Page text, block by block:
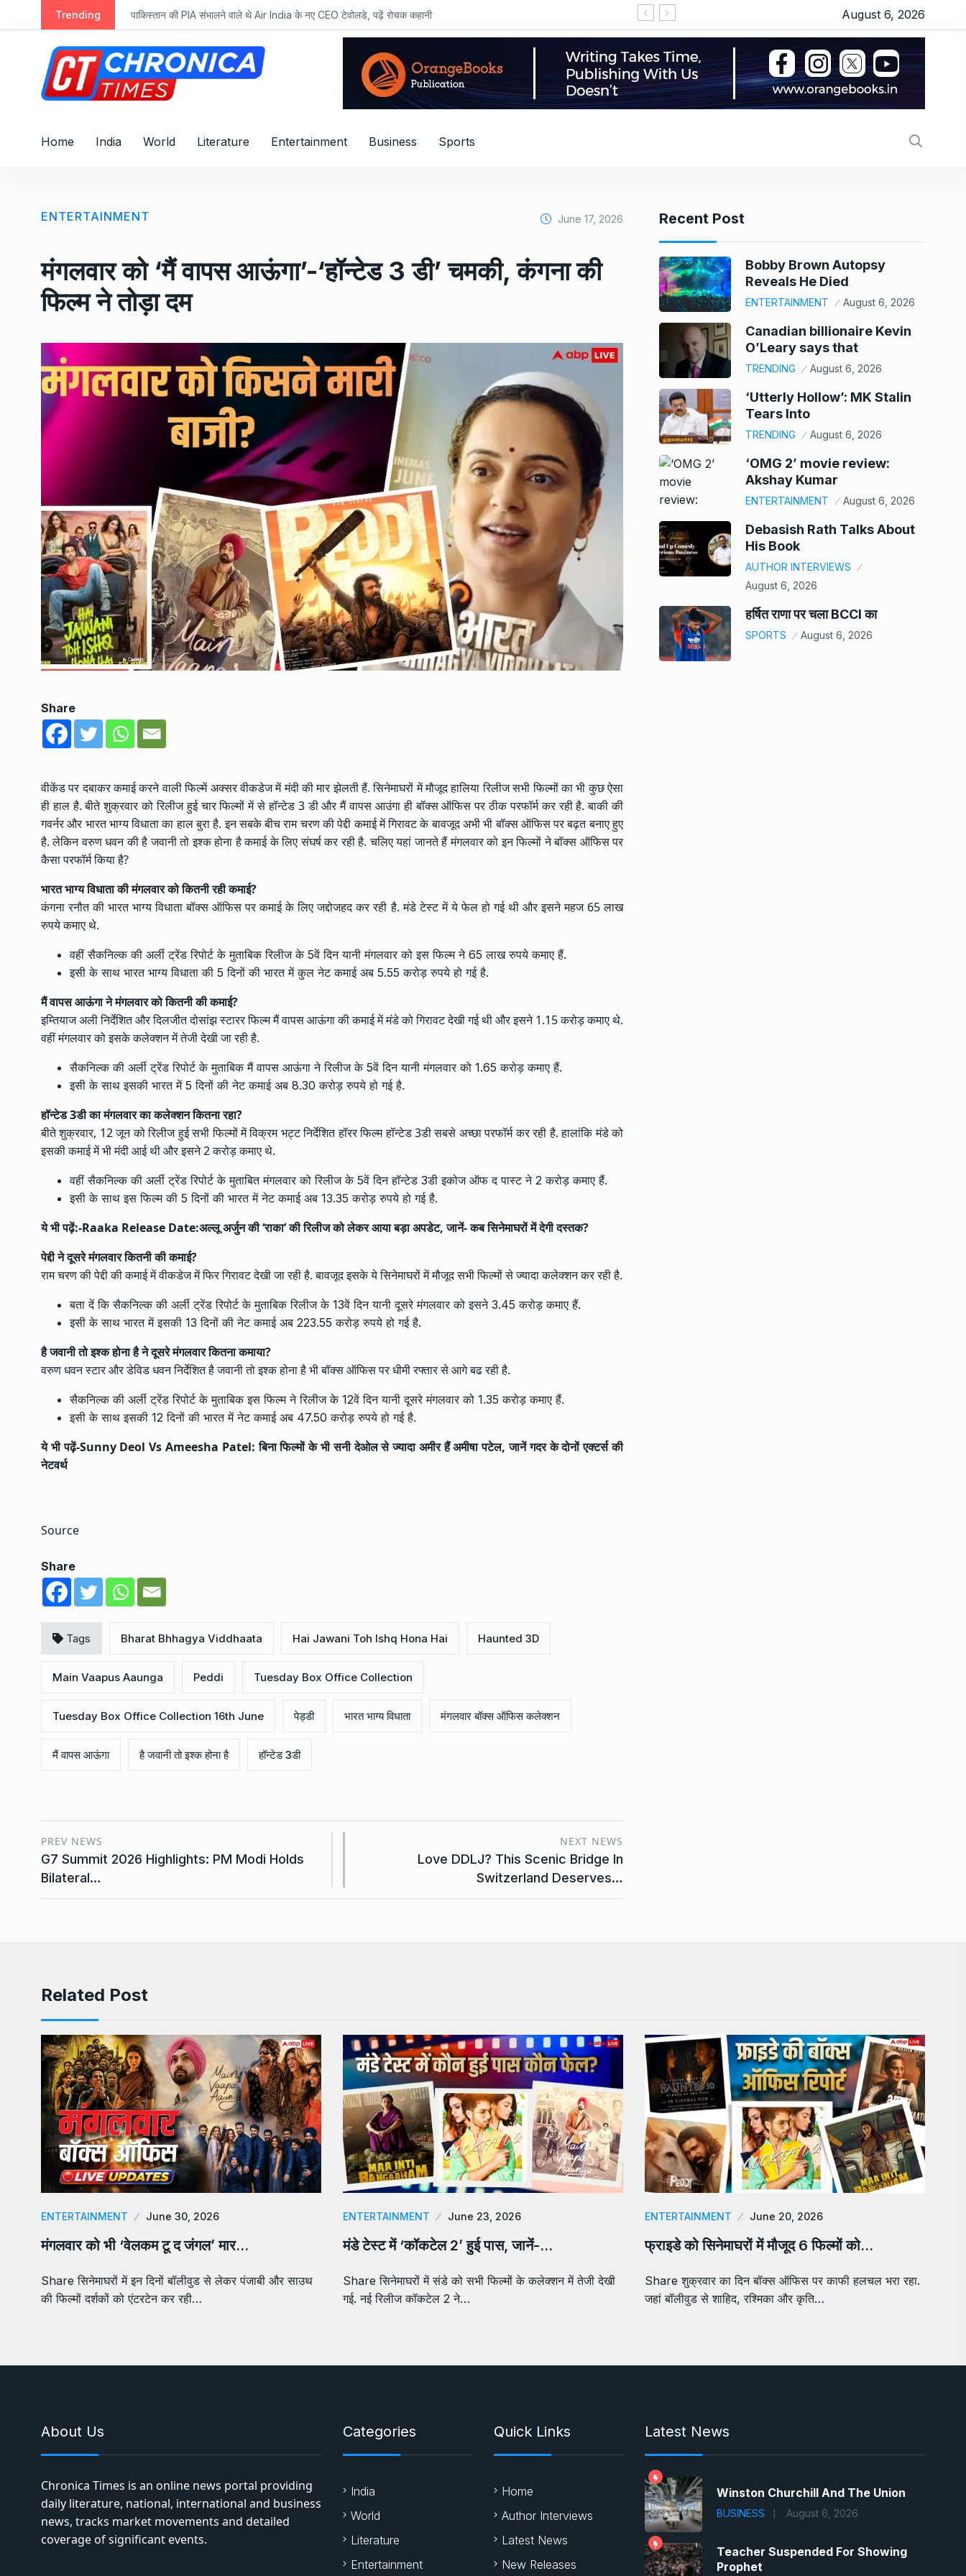
k
Trending पाकिस्तान की PIA संभालने वाले थे Air India के नए CEO टेवोलडे, पढ़ें रोचक कहानी MV Electrosystems IPO Lists At 22% Premium:
August 6, 2026
Home India World Literature Entertainment Business Sports
ENTERTAINMENT June 17, 2026
मंगलवार को ‘मैं वापस आऊंगा’-‘हॉन्टेड 3 डी’ चमकी, कंगना की
फिल्म ने तोड़ा दम
Share
वीकेंड पर दबाकर कमाई करने वाली फिल्में अक्सर वीकडेज में मंदी की मार झेलती हैं. सिनेमाघरों में मौजूद हालिया रिलीज सभी फिल्मों का भी कुछ ऐसा
ही हाल है. बीते शुक्रवार को रिलीज हुई चार फिल्मों में से हॉन्टेड 3 डी और मैं वापस आउंगा ही बॉक्स ऑफिस पर ठीक परफॉर्म कर रही है. बाकी की
गवर्नर और भारत भाग्य विधाता का हाल बुरा है. इन सबके बीच राम चरण की पेद्दी कमाई में गिरावट के बावजूद अभी भी बॉक्स ऑफिस पर बढ़त बनाए हुए
है. लेकिन वरुण धवन की है जवानी तो इश्क होना है कमाई के लिए संघर्ष कर रही है. चलिए यहां जानते हैं मंगलवार को इन फिल्मों ने बॉक्स ऑफिस पर
कैसा परफॉर्म किया है?
भारत भाग्य विधाता की मंगलवार को कितनी रही कमाई?
कंगना रनौत की भारत भाग्य विधाता बॉक्स ऑफिस पर कमाई के लिए जद्दोजहद कर रही है. मंडे टेस्ट में ये फेल हो गई थी और इसने महज 65 लाख
रुपये कमाए थे.
वहीं सैकनिल्क की अर्ली ट्रेंड रिपोर्ट के मुताबिक रिलीज के 5वें दिन यानी मंगलवार को इस फिल्म ने 65 लाख रुपये कमाए हैं.
इसी के साथ भारत भाग्य विधाता की 5 दिनों की भारत में कुल नेट कमाई अब 5.55 करोड़ रुपये हो गई है.
मैं वापस आऊंगा ने मंगलवार को कितनी की कमाई?
इम्तियाज अली निर्देशित और दिलजीत दोसांझ स्टारर फिल्म मैं वापस आऊंगा की कमाई में मंडे को गिरावट देखी गई थी और इसने 1.15 करोड़ कमाए थे.
वहीं मंगलवार को इसके कलेक्शन में तेजी देखी जा रही है.
सैकनिल्क की अर्ली ट्रेंड रिपोर्ट के मुताबिक मैं वापस आऊंगा ने रिलीज के 5वें दिन यानी मंगलवार को 1.65 करोड़ कमाए हैं.
इसी के साथ इसकी भारत में 5 दिनों की नेट कमाई अब 8.30 करोड़ रुपये हो गई है.
हॉन्टेड 3डी का मंगलवार का कलेक्शन कितना रहा?
बीते शुक्रवार, 12 जून को रिलीज हुई सभी फिल्मों में विक्रम भट्ट निर्देशित हॉरर फिल्म हॉन्टेड 3डी सबसे अच्छा परफॉर्म कर रही है. हालांकि मंडे को
इसकी कमाई में भी मंदी आई थी और इसने 2 करोड़ कमाए थे.
वहीं सैकनिल्क की अर्ली ट्रेंड रिपोर्ट के मुताबित मंगलवार को रिलीज के 5वें दिन हॉन्टेड 3डी इकोज ऑफ द पास्ट ने 2 करोड़ कमाए हैं.
इसी के साथ इस फिल्म की 5 दिनों की भारत में नेट कमाई अब 13.35 करोड़ रुपये हो गई है.
ये भी पढ़ें:-Raaka Release Date:अल्लू अर्जुन की ‘राका’ की रिलीज को लेकर आया बड़ा अपडेट, जानें- कब सिनेमाघरों में देगी दस्तक?
पेद्दी ने दूसरे मंगलवार कितनी की कमाई?
राम चरण की पेद्दी की कमाई में वीकडेज में फिर गिरावट देखी जा रही है. बावजूद इसके ये सिनेमाघरों में मौजूद सभी फिल्मों से ज्यादा कलेक्शन कर रही है.
बता दें कि सैकनिल्क की अर्ली ट्रेंड रिपोर्ट के मुताबिक रिलीज के 13वें दिन यानी दूसरे मंगलवार को इसने 3.45 करोड़ कमाए हैं.
इसी के साथ भारत में इसकी 13 दिनों की नेट कमाई अब 223.55 करोड़ रुपये हो गई है.
है जवानी तो इश्क होना है ने दूसरे मंगलवार कितना कमाया?
वरुण धवन स्टार और डेविड धवन निर्देशित है जवानी तो इश्क होना है भी बॉक्स ऑफिस पर धीमी रफ्तार से आगे बढ रही है.
सैकनिल्क की अर्ली ट्रेंड रिपोर्ट के मुताबिक इस फिल्म ने रिलीज के 12वें दिन यानी दूसरे मंगलवार को 1.35 करोड़ कमाए हैं.
इसी के साथ इसकी 12 दिनों की भारत में नेट कमाई अब 47.50 करोड़ रुपये हो गई है.
ये भी पढ़ें-Sunny Deol Vs Ameesha Patel: बिना फिल्मों के भी सनी देओल से ज्यादा अमीर हैं अमीषा पटेल, जानें गदर के दोनों एक्टर्स की
नेटवर्थ
Source
Share
Tags Bharat Bhhagya Viddhaata Hai Jawani Toh Ishq Hona Hai Haunted 3D
Main Vaapus Aaunga Peddi Tuesday Box Office Collection
Tuesday Box Office Collection 16th June पेड्डी भारत भाग्य विधाता मंगलवार बॉक्स ऑफिस कलेक्शन
मैं वापस आऊंगा है जवानी तो इश्क होना है हॉन्टेड 3डी
PREV NEWS
G7 Summit 2026 Highlights: PM Modi Holds
Bilateral…
NEXT NEWS
Love DDLJ? This Scenic Bridge In
Switzerland Deserves…
Recent Post
Bobby Brown Autopsy
Reveals He Died
ENTERTAINMENT August 6, 2026
Canadian billionaire Kevin
O’Leary says that
TRENDING August 6, 2026
‘Utterly Hollow’: MK Stalin
Tears Into
TRENDING August 6, 2026
‘OMG 2’ movie review:
Akshay Kumar
ENTERTAINMENT August 6, 2026
Debasish Rath Talks About
His Book
AUTHOR INTERVIEWS
August 6, 2026
हर्षित राणा पर चला BCCI का
SPORTS August 6, 2026
Related Post
ENTERTAINMENT June 30, 2026
मंगलवार को भी ‘वेलकम टू द जंगल’ मार…
Share सिनेमाघरों में इन दिनों बॉलीवुड से लेकर पंजाबी और साउथ
की फिल्मों दर्शकों को एंटरटेन कर रही…
ENTERTAINMENT June 23, 2026
मंडे टेस्ट में ‘कॉकटेल 2’ हुई पास, जानेंं-…
Share सिनेमाघरों में संडे को सभी फिल्मों के कलेक्शन में तेजी देखी
गई. नई रिलीज कॉकटेल 2 ने…
ENTERTAINMENT June 20, 2026
फ्राइडे को सिनेमाघरों में मौजूद 6 फिल्मों को…
Share शुक्रवार का दिन बॉक्स ऑफिस पर काफी हलचल भरा रहा.
जहां बॉलीवुड से शाहिद, रश्मिका और कृति…
About Us
Chronica Times is an online news portal providing
daily literature, national, international and business
news, tracks market movements and detailed
coverage of significant events.
Categories
India
World
Literature
Entertainment
Quick Links
Home
Author Interviews
Latest News
New Releases
Latest News
Winston Churchill And The Union
BUSINESS August 6, 2026
Teacher Suspended For Showing
Prophet